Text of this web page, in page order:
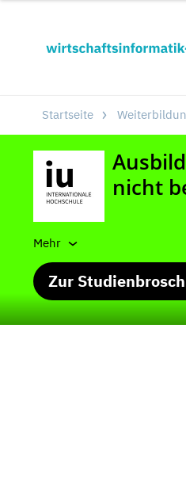
Startseite
Mehr
Zur